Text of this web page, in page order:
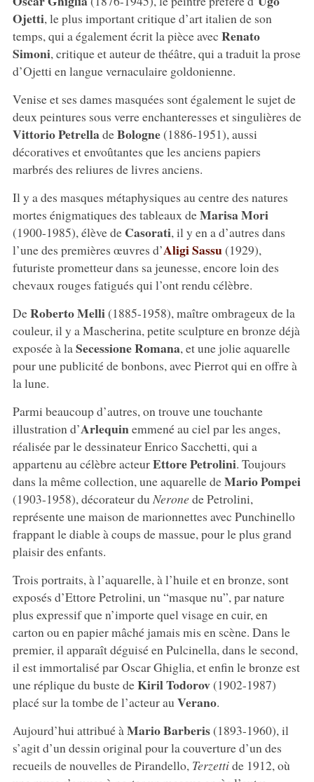
Ojetti, le plus important critique d’art italien de son
temps, qui a également écrit la pièce avec Renato
Simoni, critique et auteur de théâtre, qui a traduit la prose
d’Ojetti en langue vernaculaire goldonienne.
Venise et ses dames masquées sont également le sujet de
deux peintures sous verre enchanteresses et singulières de
Vittorio PetrelladeBologne(1886-1951), aussi
décoratives et envoûtantes que les anciens papiers
marbrés des reliures de livres anciens.
Il y a des masques métaphysiques au centre des natures
mortes énigmatiques des tableaux deMarisa Mori
(1900-1985), élève de Casorati, il y en a d’autres dans
l’une des premières œuvres d’Aligi Sassu(1929),
futuriste prometteur dans sa jeunesse, encore loin des
chevaux rouges fatigués qui l’ont rendu célèbre.
DeRoberto Melli(1885-1958), maître ombrageux de la
couleur, il y a Mascherina, petite sculpture en bronze déjà
exposée à la Secessione Romana, et une jolie aquarelle
pour une publicité de bonbons, avec Pierrot qui en offre à
la lune.
Parmi beaucoup d’autres, on trouve une touchante
illustration d’Arlequinemmené au ciel par les anges,
réalisée par le dessinateur Enrico Sacchetti, qui a
appartenu au célèbre acteurEttore Petrolini. Toujours
dans la même collection, une aquarelle deMario Pompei
(1903-1958), décorateur du Neronede Petrolini,
représente une maison de marionnettes avec Punchinello
frappant le diable à coups de massue, pour le plus grand
plaisir des enfants.
Trois portraits, à l’aquarelle, à l’huile et en bronze, sont
exposés d’Ettore Petrolini, un “masque nu”, par nature
plus expressif que n’importe quel visage en cuir, en
carton ou en papier mâché jamais mis en scène. Dans le
premier, il apparaît déguisé en Pulcinella, dans le second,
il est immortalisé par Oscar Ghiglia, et enfin le bronze est
une réplique du buste deKiril Todorov(1902-1987)
placé sur la tombe de l’acteur au Verano.
Aujourd’hui attribué à Mario Barberis(1893-1960), il
s’agit d’un dessin original pour la couverture d’un des
recueils de nouvelles de Pirandello, Terzettide 1912, où